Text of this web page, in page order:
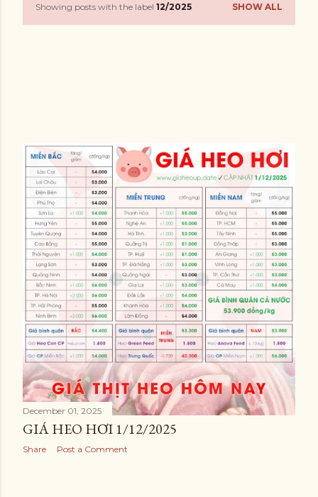
PShowing posts with the label 12/2025 SHOW ALL
December 01, 2025
GIÁ HEO HƠI 1/12/2025
Share Post a Comment